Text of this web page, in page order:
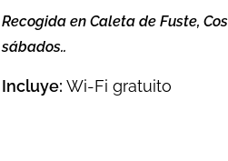
Recogida en Caleta de Fuste,
sábados..
Incluye: Wi-Fi gratuito